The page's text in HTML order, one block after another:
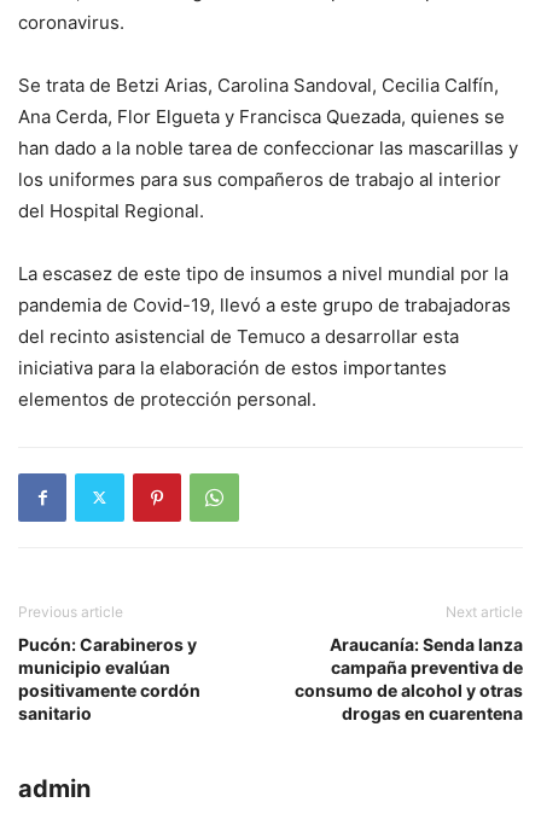
coronavirus.
Se trata de Betzi Arias, Carolina Sandoval, Cecilia Calfín,
Ana Cerda, Flor Elgueta y Francisca Quezada, quienes se
han dado a la noble tarea de confeccionar las mascarillas y
los uniformes para sus compañeros de trabajo al interior
del Hospital Regional.
La escasez de este tipo de insumos a nivel mundial por la
pandemia de Covid-19, llevó a este grupo de trabajadoras
del recinto asistencial de Temuco a desarrollar esta
iniciativa para la elaboración de estos importantes
elementos de protección personal.
Previous article
Pucón: Carabineros y
municipio evalúan
positivamente cordón
sanitario
Next article
Araucanía: Senda lanza
campaña preventiva de
consumo de alcohol y otras
drogas en cuarentena
admin